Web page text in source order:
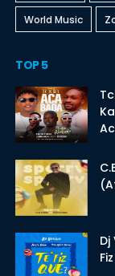
World Music
TOP 5